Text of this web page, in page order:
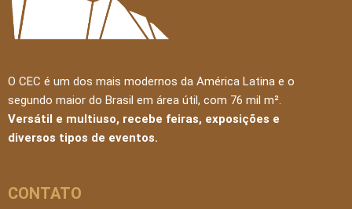
O CEC é um dos mais modernos da América Latina e o
segundo maior do Brasil em área útil, com 76 mil m².
Versátil e multiuso, recebe feiras, exposições e
diversos tipos de eventos.
CONTATO